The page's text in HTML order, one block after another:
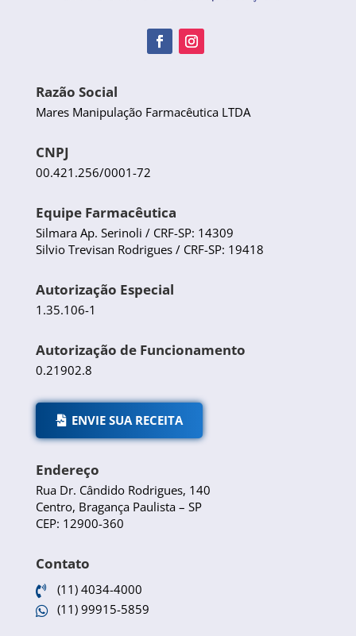
Razão Social
Mares Manipulação Farmacêutica LTDA
CNPJ
00.421.256/0001-72
Equipe Farmacêutica
Silmara Ap. Serinoli / CRF-SP: 14309
Silvio Trevisan Rodrigues / CRF-SP: 19418
Autorização Especial
1.35.106-1
Autorização de Funcionamento
0.21902.8
ENVIE SUA RECEITA
Endereço
Rua Dr. Cândido Rodrigues, 140
Centro, Bragança Paulista – SP
CEP: 12900-360
Contato
 (11) 4034-4000
 (11) 99915-5859